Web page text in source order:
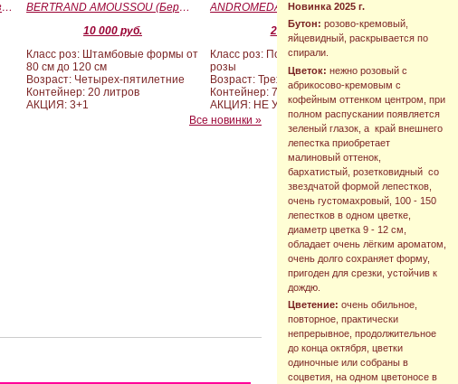
Новинка 2025 г.
Бутон: розово-кремовый,
яйцевидный, раскрывается по
спирали.
Цветок: нежно розовый с
абрикосово-кремовым с
кофейным оттенком центром, при
полном распускании появляется
зеленый глазок, а край внешнего
лепестка приобретает
малиновый оттенок,
бархатистый, розетковидный со
звездчатой формой лепестков,
очень густомахровый, 100 - 150
лепестков в одном цветке,
диаметр цветка 9 - 12 см,
обладает очень лёгким ароматом,
очень долго сохраняет форму,
пригоден для срезки, устойчив к
дождю.
Цветение: очень обильное,
повторное, практически
непрерывное, продолжительное
до конца октября, цветки
одиночные или собраны в
соцветия, на одном цветоносе в
GESUALDO DA VENOSA (Джезуальдо Ди Веноза)
BERTRAND AMOUSSOU (Бертран Амуссу)
10 000 руб.
Класс роз: Штамбовые формы от
80 см до 120 см
Возраст: Четырех-пятилетние
Контейнер: 20 литров
АКЦИЯ: 3+1
2 090 руб.
Класс роз: Почвопокровные
розы
Возраст: Трехлетние
Контейнер: 7 литров
АКЦИЯ: НЕ УЧАСТВУЕТ
Все новинки »